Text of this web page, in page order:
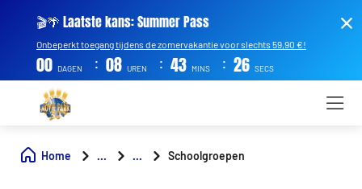
🎬🌴 Laatste kans: Summer Pass
Onbeperkt toegang tijdens de zomervakantie voor slechts 59,90 €!
00 DAGEN : 08 UREN : 43 MINS : 25 SECS
Home ... ... Schoolgroepen